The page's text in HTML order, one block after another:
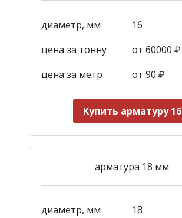
диаметр, мм
16
цена за тонну
от 60000 ₽
цена за метр
от 90 ₽
Купить арматуру 16
арматура 18 мм
диаметр, мм
18